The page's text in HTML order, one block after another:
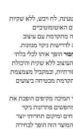
לח ויבש, ללא שקיות
האוטומוטיביים
מתקדמת עם עיצוב
ניקוי מגוונות.
הופך אותו לכלי בלתי
העיצוב ללא שקית והיכולת
ובמקביל מצמצמת
מבטיחה ביצועים
תמיכה מקיפים הופכת את
פתרונות ניקוי
ומיקום תחרותי יוצר
הזה הופך לבחירה